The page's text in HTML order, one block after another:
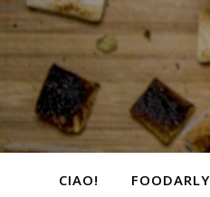
CIAO! FOODARLY